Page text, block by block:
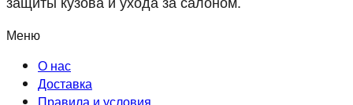
Меню
О нас
Доставка
Правила и условия